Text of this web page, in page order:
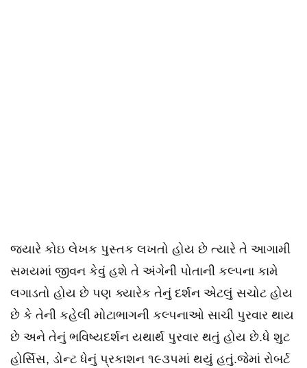
જ્યારે કોઇ લેખક પુસ્તક લખતો હોય છે ત્યારે તે આગામી
સમયમાં જીવન કેવું હશે તે અંગેની પોતાની કલ્પના કામે
લગાડતો હોય છે પણ ક્યારેક તેનું દર્શન એટલું સચોટ હોય
છે કે તેની કહેલી મોટાભાગની કલ્પનાઓ સાચી પુરવાર થાય
છે અને તેનું ભવિષ્યદર્શન યથાર્થ પુરવાર થતું હોય છે.ધે શુટ
હોર્સિસ, ડોન્ટ ધેનું પ્રકાશન ૧૯૩૫માં થયું હતું.જેમાં રોબર્ટ